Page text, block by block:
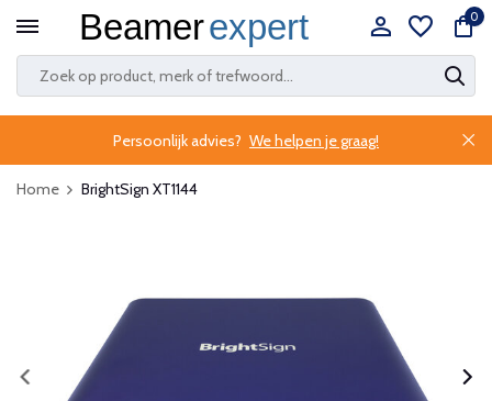
0
Persoonlijk advies? We helpen je graag!
Home BrightSign XT1144